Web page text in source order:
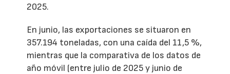
2025.
En junio, las exportaciones se situaron en
357.194 toneladas, con una caída del 11,5 %,
mientras que la comparativa de los datos de
año móvil (entre julio de 2025 y junio de